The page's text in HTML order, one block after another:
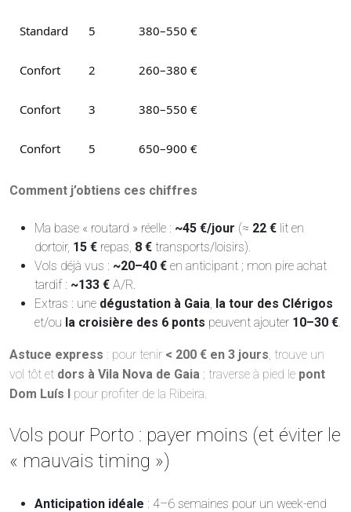
Standard 5 380–550 €
Confort 2 260–380 €
Confort 3 380–550 €
Confort 5 650–900 €
Comment j’obtiens ces chiffres
Ma base « routard » réelle : ~45 €/jour (≈ 22 € lit en
dortoir, 15 € repas, 8 € transports/loisirs).
Vols déjà vus : ~20–40 € en anticipant ; mon pire achat
tardif : ~133 € A/R.
Extras : une dégustation à Gaia la tour des Clérigos
et/ou la croisière des 6 ponts peuvent ajouter 10–30 €
Astuce express : pour tenir < 200 € en 3 jours , trouve un
vol tôt et dors à Vila Nova de Gaia ; traverse à pied le pont
Dom Luís I pour profiter de la Ribeira.
Vols pour Porto : payer moins (et éviter le
« mauvais timing »)
Anticipation idéale : 4–6 semaines pour un week-end